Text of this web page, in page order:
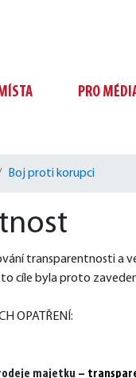
PRO
Boj proti korupci
transparentnosti a
cíle byla proto
OPATŘENÍ:
majetku –